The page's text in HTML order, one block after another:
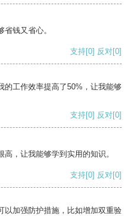
钱又省心。
支持[0] 反对[0]
的工作效率提高了50%，让我能够
支持[0] 反对[0]
，让我能够学到实用的知识。
支持[0] 反对[0]
以加强防护措施，比如增加双重验